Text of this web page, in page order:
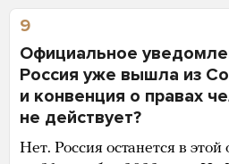
9
Официальное
Россия уже вышла из
и конвенция о правах
не действует?
Нет. Россия останется в этой